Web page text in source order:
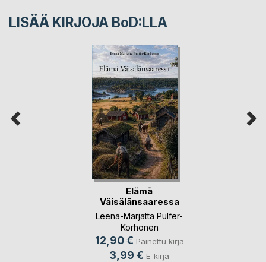
LISÄÄ KIRJOJA BoD:LLA
Elämä
Väisälänsaaressa
Leena-Marjatta Pulfer-
Korhonen
12,90 € Painettu kirja
3,99 € E-kirja